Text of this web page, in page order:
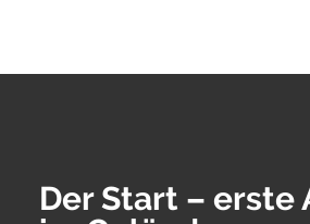
Der Start – erste